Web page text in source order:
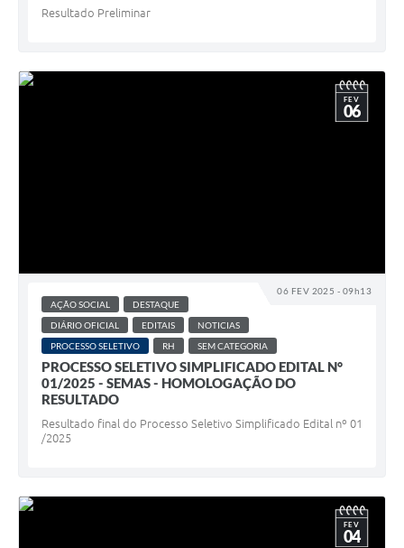
Resultado Preliminar
06 FEV 2025 - 09h13
FEV
06
AÇÃO SOCIAL
DESTAQUE
DIÁRIO OFICIAL
EDITAIS
NOTICIAS
PROCESSO SELETIVO
RH SEM CATEGORIA
PROCESSO SELETIVO SIMPLIFICADO EDITAL N°
01/2025 - SEMAS - HOMOLOGAÇÃO DO
RESULTADO
Resultado final do Processo Seletivo Simplificado Edital nº 01
/2025
FEV
04